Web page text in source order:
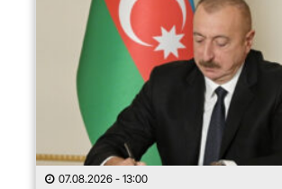
07.08.2026 - 13:00